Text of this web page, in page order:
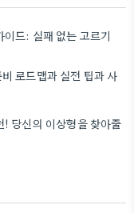
드: 실패 없는 고르기
로드맵과 실전 팁과 사
당신의 이상형을 찾아줄